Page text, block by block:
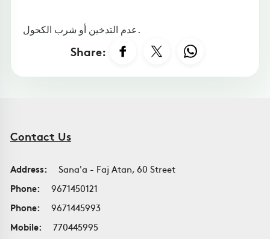
عدم التدخين أو شرب الكحول.
Share:
Contact Us
Address:
Sana'a - Faj Atan, 60 Street
Phone:
9671450121
Phone:
9671445993
Mobile:
770445995